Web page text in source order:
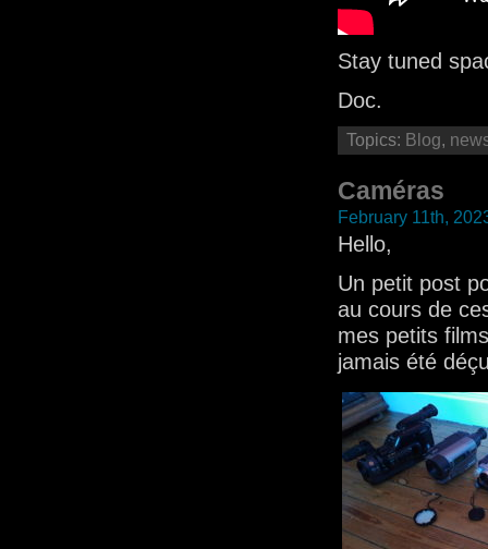
Stay tuned
Doc.
Topics: Blog,
Caméras
February 11th,
Hello,
Un petit post
au cours de
mes petits
jamais été